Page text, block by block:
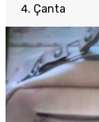
Çanta